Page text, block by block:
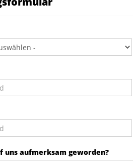
uns aufmerksam geworden?